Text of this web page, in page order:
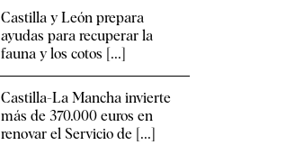
Castilla y León prepara
ayudas para recuperar la
fauna y los cotos [...]
Castilla-La Mancha invierte
más de 370.000 euros en
renovar el Servicio de [...]